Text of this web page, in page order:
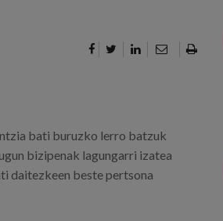
bati buruzko lerro batzuk
bizipenak lagungarri izatea
daitezkeen beste pertsona